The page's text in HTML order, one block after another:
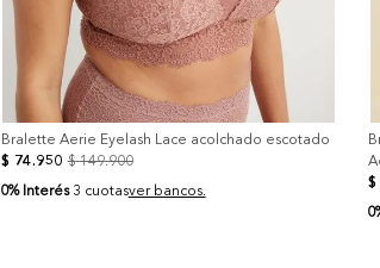
Bralette Aerie Eyelash Lace acolchado escotado
$ 74.950 $ 149.900
0% Interés 3 cuotasver bancos.
$